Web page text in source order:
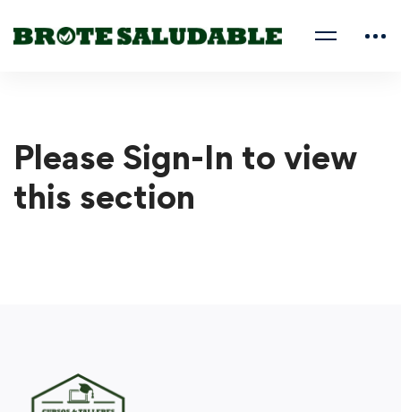
Please Sign-In to view
this section